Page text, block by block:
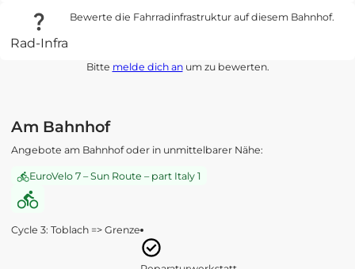
Rad-Infra
Bewerte die Fahrradinfrastruktur auf diesem Bahnhof.
Bitte melde dich anum zu bewerten.
Am Bahnhof
Angebote am Bahnhof oder in unmittelbarer Nähe:
EuroVelo 7 – Sun Route – part Italy 1
Cycle 3: Toblach => Grenze